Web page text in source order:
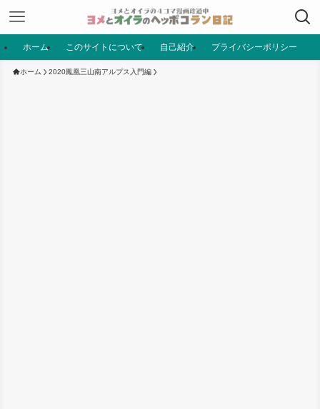
ホーム このサイトについて 自己紹介 プライバシーポリシー
ホーム 2020鳳凰三山南アルプス入門編